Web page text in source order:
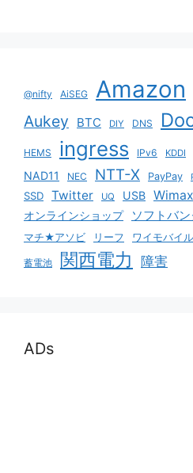
@nifty AiSEG Amazon
Aukey BTC DIY DNS
HEMS ingress IPv6 KDDI
NAD11 NEC NTT-X PayPay
SSD Twitter UQ USB
オンラインショップ ソフトバン
マチ★アソビ リーフ ワイモバイル
蓄電池 関西電力 障害
ADs